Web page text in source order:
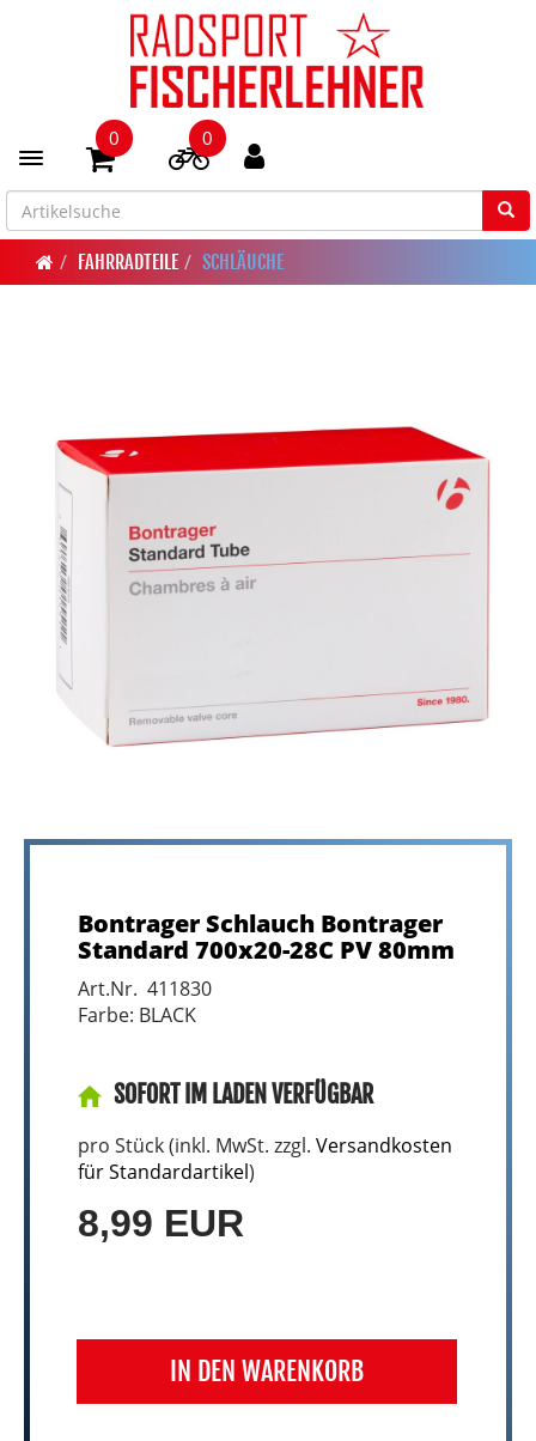
Toggle navigation
0 0
FAHRRADTEILE SCHLÄUCHE
Bontrager Schlauch Bontrager
Standard 700x20-28C PV 80mm
Art.Nr. 411830
Farbe: BLACK
SOFORT IM LADEN VERFÜGBAR
pro Stück (inkl. MwSt. zzgl. Versandkosten
für Standardartikel)
8,99 EUR
IN DEN WARENKORB